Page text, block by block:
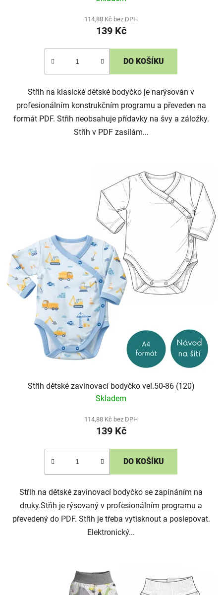
114,88 Kč bez DPH
139 Kč
DO KOŠÍKU
Střih na klasické dětské bodyčko je narýsován v
profesionálním konstrukčním programu a převeden na
formát PDF. Střih neobsahuje přídavky na švy a záložky.
Střih v PDF zasílám...
Střih dětské zavinovací bodyčko vel.50-86 (120)
Skladem
114,88 Kč bez DPH
139 Kč
DO KOŠÍKU
Střih na dětské zavinovací bodyčko se zapínáním na
druky.Střih je rýsovaný v profesionálním programu a
převedený do PDF. Střih je třeba vytisknout a poslepovat.
Elektronický...